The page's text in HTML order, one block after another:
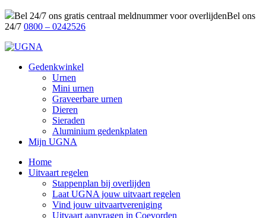
Bel 24/7 ons gratis centraal meldnummer voor overlijdenBel ons
24/7 0800 – 0242526
Gedenkwinkel
Urnen
Mini urnen
Graveerbare urnen
Dieren
Sieraden
Aluminium gedenkplaten
Mijn UGNA
Home
Uitvaart regelen
Stappenplan bij overlijden
Laat UGNA jouw uitvaart regelen
Vind jouw uitvaartvereniging
Uitvaart aanvragen in Coevorden